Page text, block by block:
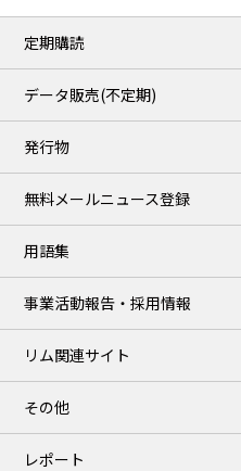
定期購読
データ販売(不定期)
発行物
無料メールニュース登録
用語集
事業活動報告・採用情報
リム関連サイト
その他
レポート